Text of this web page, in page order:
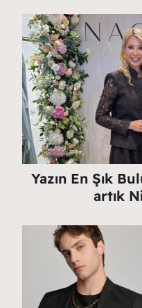
Yazın En Şık
artık